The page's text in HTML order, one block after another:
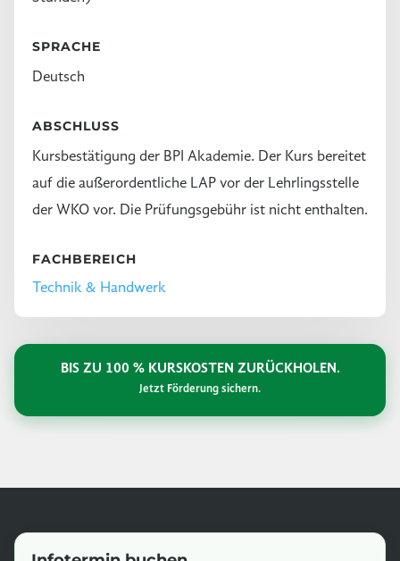
SPRACHE
Deutsch
ABSCHLUSS
Kursbestätigung der BPI Akademie. Der Kurs bereitet
auf die außerordentliche LAP vor der Lehrlingsstelle
der WKO vor. Die Prüfungsgebühr ist nicht enthalten.
FACHBEREICH
Technik & Handwerk
BIS ZU 100 % KURSKOSTEN ZURÜCKHOLEN.
Jetzt Förderung sichern.